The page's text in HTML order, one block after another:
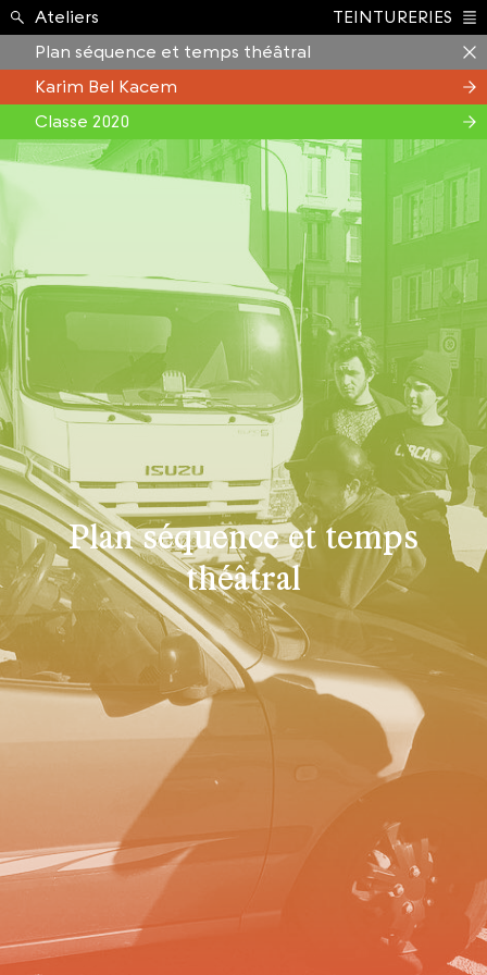
Formation ›
Ateliers
TEINTURERIES
Plan séquence et temps théâtral
Karim Bel Kacem
Classe 2020
Plan séquence et temps
théâtral